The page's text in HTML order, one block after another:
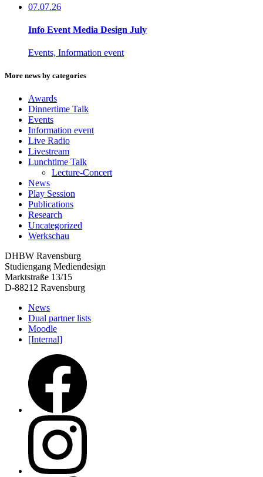
07.07.26
Info Event Media Design July
Events, Information event
More news by categories
Awards
Dinnertime Talk
Events
Information event
Live Radio
Livestream
Lunchtime Talk
Lecture-Concert
News
Play Session
Publications
Research
Uncategorized
Werkschau
DHBW Ravensburg
Studiengang Mediendesign
Marktstraße 13/15
D-88212 Ravensburg
News
Dual partner lists
Moodle
[Internal]